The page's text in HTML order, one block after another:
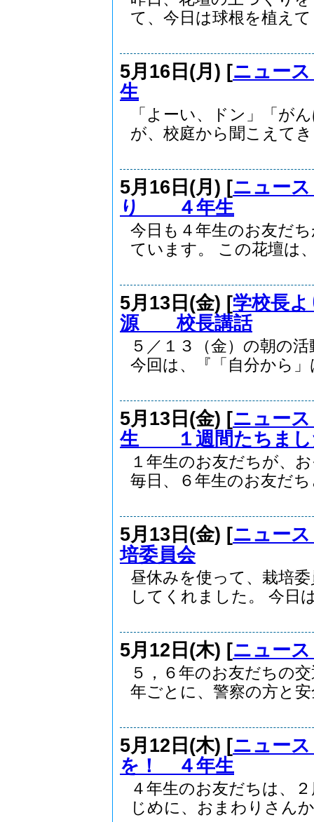
て、今日は球根を植え
5月16日(月) [ニュー
生
「よーい、ドン」「
が、校庭から聞こえて
5月16日(月) [ニュー
り ４年生
今日も４年生のお友だ
ています。 この花壇は
5月13日(金) [学校長よ
源 校長講話
５／１３（金）の朝の
今回は、『「自分から」
5月13日(金) [ニュー
生 １週間たちまし
１年生のお友だちが、
毎日、６年生のお友だち
5月13日(金) [ニュー
培委員会
昼休みを使って、栽培
してくれました。 今日
5月12日(木) [ニュー
５，６年のお友だちの
年ごとに、警察の方と安
5月12日(木) [ニュー
を！ ４年生
４年生のお友だちは、
じめに、おまわりさん